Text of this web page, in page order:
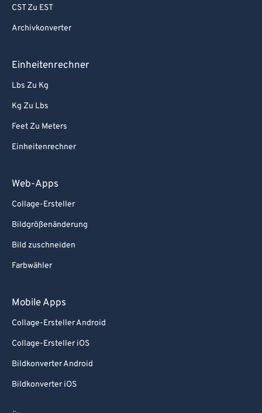
CST Zu EST
Archivkonverter
Einheitenrechner
Lbs Zu Kg
Kg Zu Lbs
Feet Zu Meters
Einheitenrechner
Web-Apps
Collage-Ersteller
Bildgrößenänderung
Bild zuschneiden
Farbwähler
Mobile Apps
Collage-Ersteller Android
Collage-Ersteller iOS
Bildkonverter Android
Bildkonverter iOS